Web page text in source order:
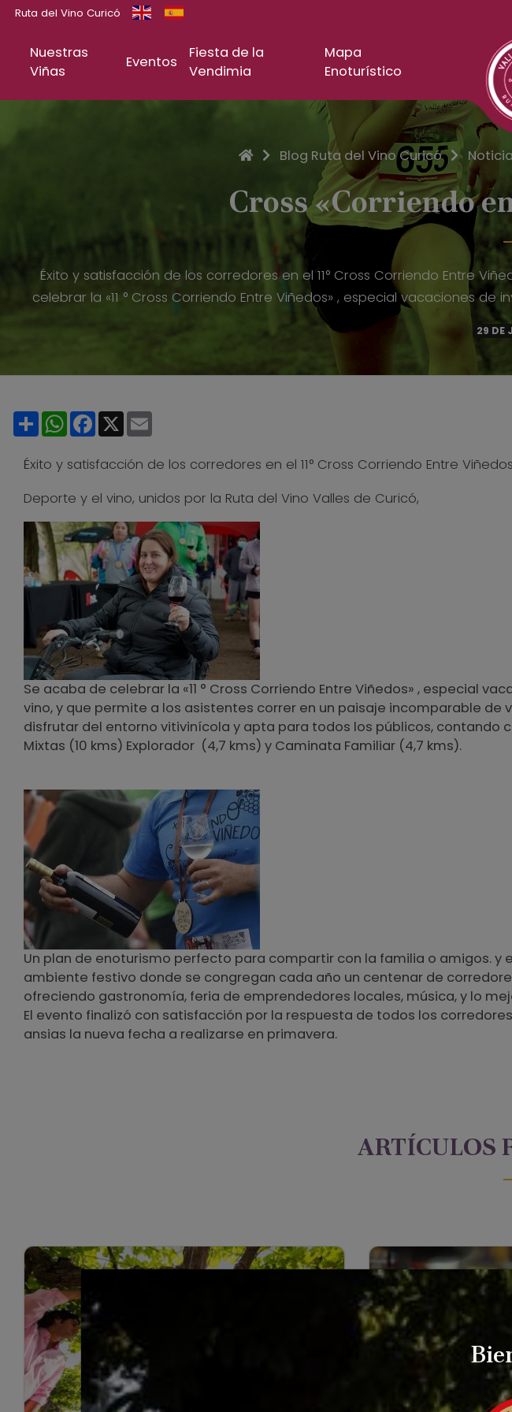
Ruta del Vino Curicó
Nuestras
Viñas
Eventos
Fiesta de la
Vendimia
Mapa
Enoturístico
InicioBlog Ruta del Vino Curicó
Cross «Corriendo
Éxito y satisfacción de los corredores en el 11° Cross Corriendo Entre
celebrar la «11 ° Cross Corriendo Entre Viñedos» , especial vacaciones
29 DE
ShareWhatsApp
Facebook
X
Éxito y satisfacción de los corredores en el 11° Cross Corriendo Entre
Deporte y el vino, unidos por la Ruta del Vino Valles de Curicó,
Se acaba de celebrar la «11 ° Cross Corriendo Entre Viñedos» , especial
vino, y que permite a los asistentes correr en un paisaje incomparable
disfrutar del entorno vitivinícola y apta para todos los públicos, contando
Mixtas (10 kms) Explorador (4,7 kms) y Caminata Familiar (4,7 kms).
Un plan de enoturismo perfecto para compartir con la familia o amigos.
ambiente festivo donde se congregan cada año un centenar de
ofreciendo gastronomía, feria de emprendedores locales, música, y lo
El evento finalizó con satisfacción por la respuesta de todos los
ansias la nueva fecha a realizarse en primavera.
ARTÍCULOS